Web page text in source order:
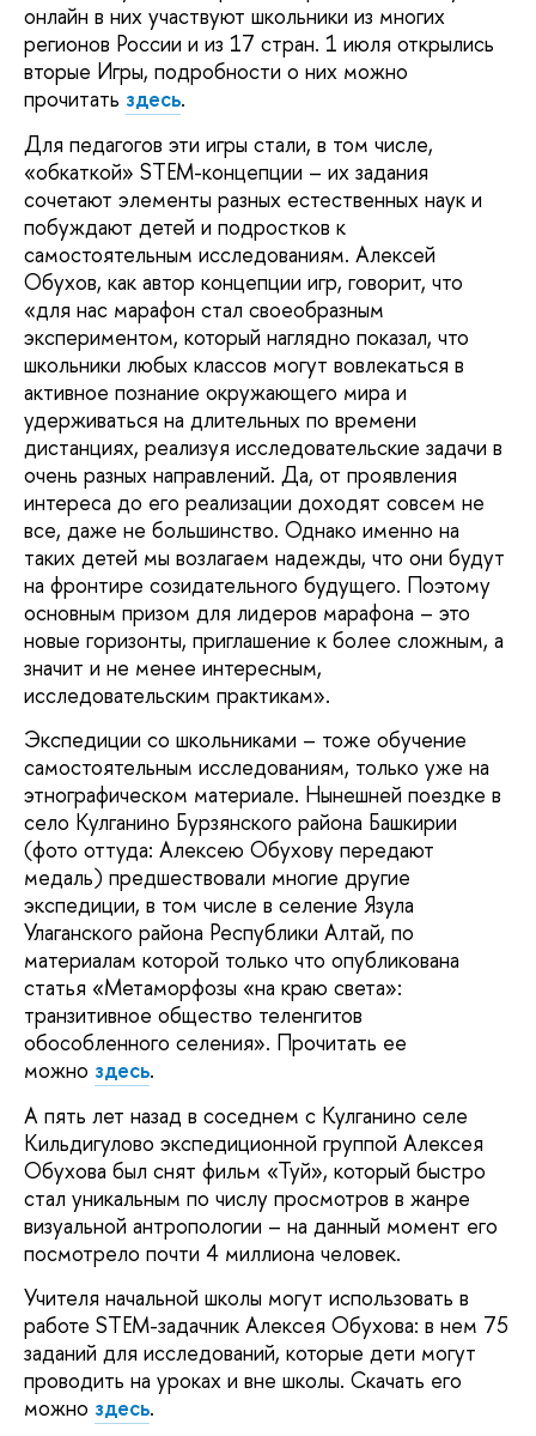
онлайн в них участвуют школьники из многих
регионов России и из 17 стран. 1 июля открылись
вторые Игры, подробности о них можно
прочитать здесь.
Для педагогов эти игры стали, в том числе,
«обкаткой» STEM-концепции – их задания
сочетают элементы разных естественных наук и
побуждают детей и подростков к
самостоятельным исследованиям. Алексей
Обухов, как автор концепции игр, говорит, что
«для нас марафон стал своеобразным
экспериментом, который наглядно показал, что
школьники любых классов могут вовлекаться в
активное познание окружающего мира и
удерживаться на длительных по времени
дистанциях, реализуя исследовательские задачи в
очень разных направлений. Да, от проявления
интереса до его реализации доходят совсем не
все, даже не большинство. Однако именно на
таких детей мы возлагаем надежды, что они будут
на фронтире созидательного будущего. Поэтому
основным призом для лидеров марафона – это
новые горизонты, приглашение к более сложным, а
значит и не менее интересным,
исследовательским практикам».
Экспедиции со школьниками – тоже обучение
самостоятельным исследованиям, только уже на
этнографическом материале. Нынешней поездке в
село Кулганино Бурзянского района Башкирии
(фото оттуда: Алексею Обухову передают
медаль) предшествовали многие другие
экспедиции, в том числе в селение Язула
Улаганского района Республики Алтай, по
материалам которой только что опубликована
статья «Метаморфозы «на краю света»:
транзитивное общество теленгитов
обособленного селения». Прочитать ее
можно здесь.
А пять лет назад в соседнем с Кулганино селе
Кильдигулово экспедиционной группой Алексея
Обухова был снят фильм «Туй», который быстро
стал уникальным по числу просмотров в жанре
визуальной антропологии – на данный момент его
посмотрело почти 4 миллиона человек.
Учителя начальной школы могут использовать в
работе STEM-задачник Алексея Обухова: в нем 75
заданий для исследований, которые дети могут
проводить на уроках и вне школы. Скачать его
можно здесь.